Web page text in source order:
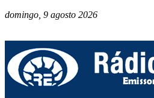
domingo, 9 agosto 2026